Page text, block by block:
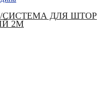
СИСТЕМА ДЛЯ ШТОР
2М